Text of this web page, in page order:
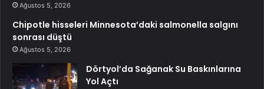
Ağustos 5, 2026
Chipotle hisseleri Minnesota’daki salmonella salgını
sonrası düştü
Ağustos 5, 2026
Dörtyol’da Sağanak Su Baskınlarına
Yol Açtı